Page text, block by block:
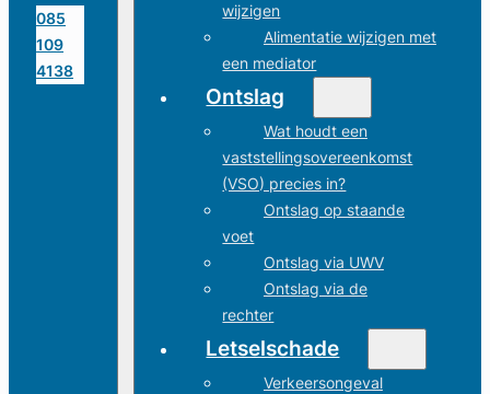
085
109
4138
wijzigen
Alimentatie wijzigen met
een mediator
Ontslag
Wat houdt een
vaststellingsovereenkomst
(VSO) precies in?
Ontslag op staande
voet
Ontslag via UWV
Ontslag via de
rechter
Letselschade
Verkeersongeval